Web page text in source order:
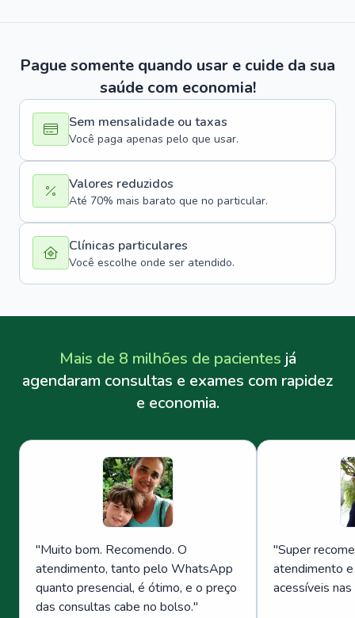
Pague somente quando usar e cuide da sua
saúde com economia!
Sem mensalidade ou taxas
Você paga apenas pelo que usar.
Valores reduzidos
Até 70% mais barato que no particular.
Clínicas particulares
Você escolhe onde ser atendido.
Mais de 8 milhões de pacientes já
agendaram consultas e exames com rapidez
e economia.
"Muito bom. Recomendo. O
atendimento, tanto pelo WhatsApp
quanto presencial, é ótimo, e o preço
das consultas cabe no bolso."
"Super
atendimento
acessíveis